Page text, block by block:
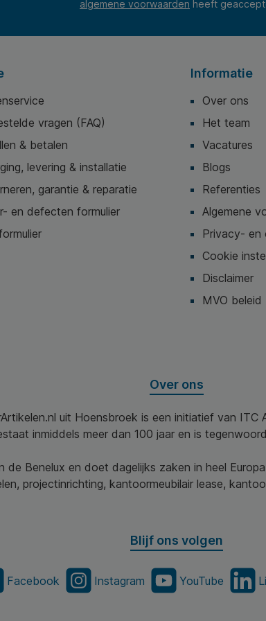
algemene voorwaarden heeft
vragen (FAQ)
& betalen
levering & installatie
garantie & reparatie
en defecten formulier
Informatie
Over ons
Het team
Vacatures
Blogs
Referenties
Algemene
Privacy- en
Cookie
Disclaimer
MVO beleid
Over ons
uit Hoensbroek is een initiatief van ITC
inmiddels meer dan 100 jaar en is
de Benelux en doet dagelijks zaken in heel
projectinrichting, kantoormeubilair lease,
Blijf ons volgen
Facebook Instagram YouTube